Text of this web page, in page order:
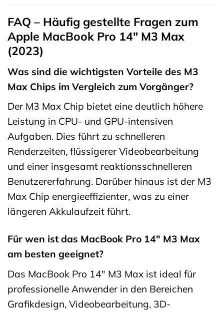
FAQ – Häufig gestellte Fragen zum
Apple MacBook Pro 14″ M3 Max
(2023)
Was sind die wichtigsten Vorteile des M3
Max Chips im Vergleich zum Vorgänger?
Der M3 Max Chip bietet eine deutlich höhere
Leistung in CPU- und GPU-intensiven
Aufgaben. Dies führt zu schnelleren
Renderzeiten, flüssigerer Videobearbeitung
und einer insgesamt reaktionsschnelleren
Benutzererfahrung. Darüber hinaus ist der M3
Max Chip energieeffizienter, was zu einer
längeren Akkulaufzeit führt.
Für wen ist das MacBook Pro 14″ M3 Max
am besten geeignet?
Das MacBook Pro 14″ M3 Max ist ideal für
professionelle Anwender in den Bereichen
Grafikdesign, Videobearbeitung, 3D-